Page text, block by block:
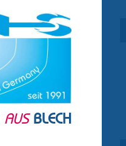
AUS BLECH